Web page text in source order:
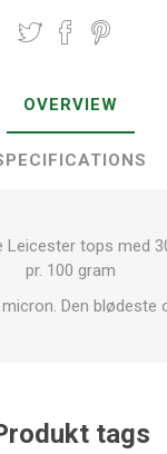
OVERVIEW
Leicester tops med
pr. 100 gram
Den blødeste
tags